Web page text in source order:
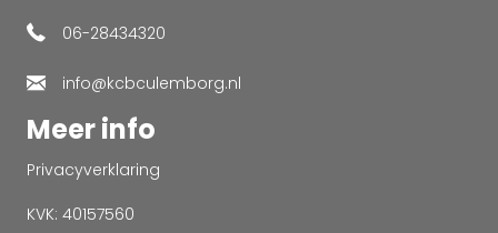
06-28434320
info@kcbculemborg.nl
Meer info
Privacyverklaring
KVK: 40157560